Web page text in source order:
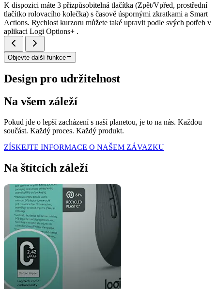
K dispozici máte 3 přizpůsobitelná tlačítka (Zpět/Vpřed, prostřední
tlačítko rolovacího kolečka) s časově úspornými zkratkami a Smart
Actions. Rychlost kurzoru můžete také upravit podle svých potřeb v
aplikaci Logi Options+ .
Objevte další funkce
Design pro udržitelnost
Na všem záleží
Pokud jde o lepší zacházení s naší planetou, je to na nás. Každou
součást. Každý proces. Každý produkt.
ZÍSKEJTE INFORMACE O NAŠEM ZÁVAZKU
Na štítcích záleží